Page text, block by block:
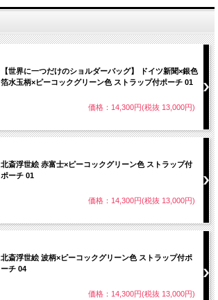
【世界に一つだけのショルダーバッグ】 ドイツ新聞×銀色
箔水玉柄×ピーコックグリーン色 ストラップ付ポーチ 01
価格：14,300円(税抜 13,000円)
北斎浮世絵 赤富士×ピーコックグリーン色 ストラップ付
ポーチ 01
価格：14,300円(税抜 13,000円)
北斎浮世絵 波柄×ピーコックグリーン色 ストラップ付ポ
ーチ 04
価格：14,300円(税抜 13,000円)